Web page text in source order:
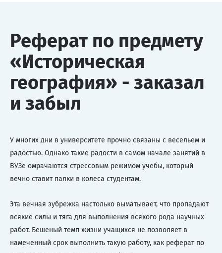
Реферат по предмету
«Историческая
география» - заказал
и забыл
У многих дни в университете прочно связаны с весельем и
радостью. Однако такие радости в самом начале занятий в
ВУЗе омрачаются стрессовым режимом учебы, который
вечно ставит палки в колеса студентам.
Эта вечная зубрежка настолько выматывает, что пропадают
всякие силы и тяга для выполнения всякого рода научных
работ. Бешеный темп жизни учащихся не позволяет в
намеченный срок выполнить такую работу, как реферат по